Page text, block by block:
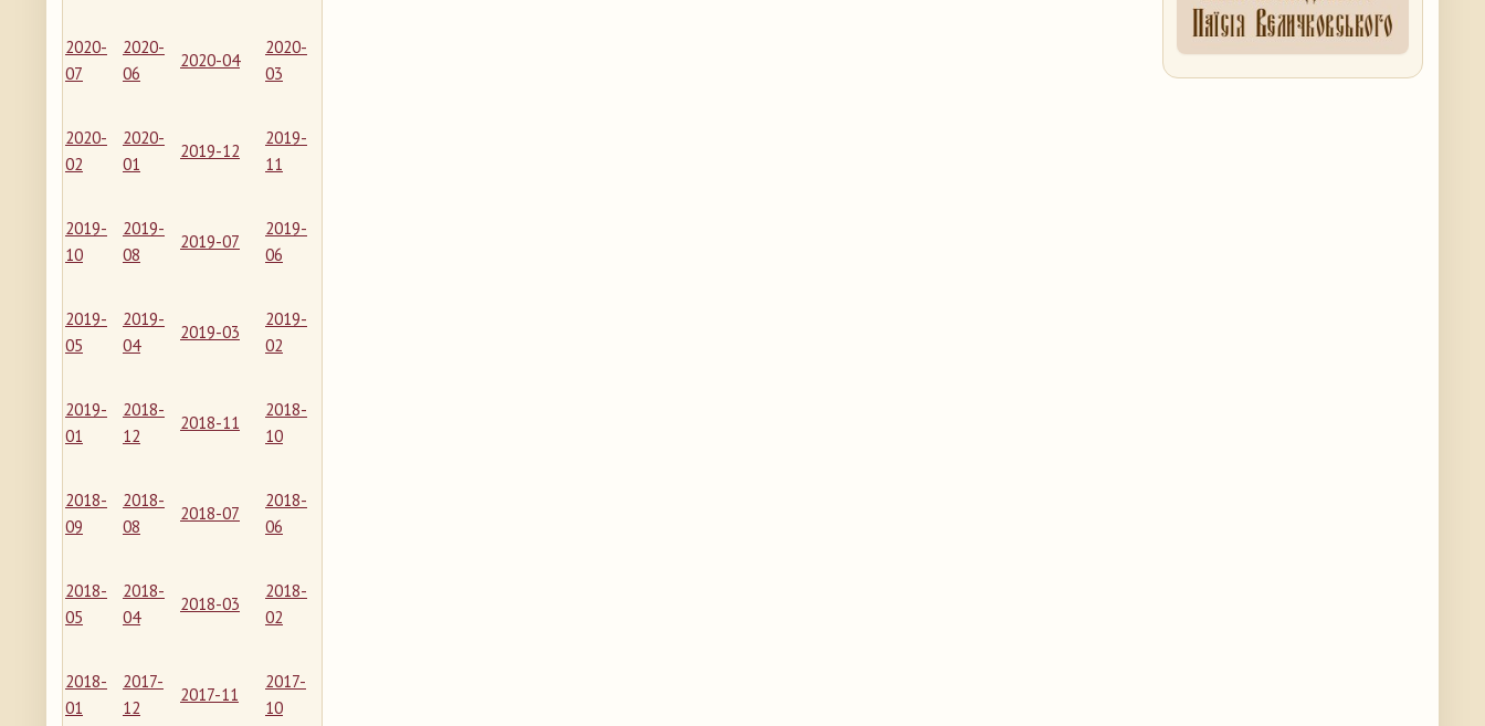
2020-
07
2020-
06
2020-04
2020-
03
2020-
02
2020-
01
2019-12
2019-
11
2019-
10
2019-
08
2019-07
2019-
06
2019-
05
2019-
04
2019-03
2019-
02
2019-
01
2018-
12
2018-11
2018-
10
2018-
09
2018-
08
2018-07
2018-
06
2018-
05
2018-
04
2018-03
2018-
02
2018-
01
2017-
12
2017-11
2017-
10